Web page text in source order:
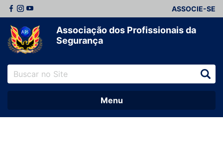
ASSOCIE-SE
Associação dos Profissionais da
Segurança
Menu